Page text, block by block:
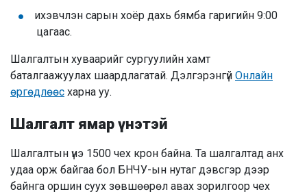
ихэвчлэн сарын хоёр дахь бямба гаригийн 9:00
цагаас.
Шалгалтын хуваарийг сургуулийн хамт
баталгаажуулах шаардлагатай. Дэлгэрэнгүй Онлайн
өргөдлөөс харна уу.
Шалгалт ямар үнэтэй
Шалгалтын үнэ 1500 чех крон байна. Та шалгалтад анх
удаа орж байгаа бол БНЧУ-ын нутаг дэвсгэр дээр
байнга оршин суух зөвшөөрөл авах зорилгоор чех